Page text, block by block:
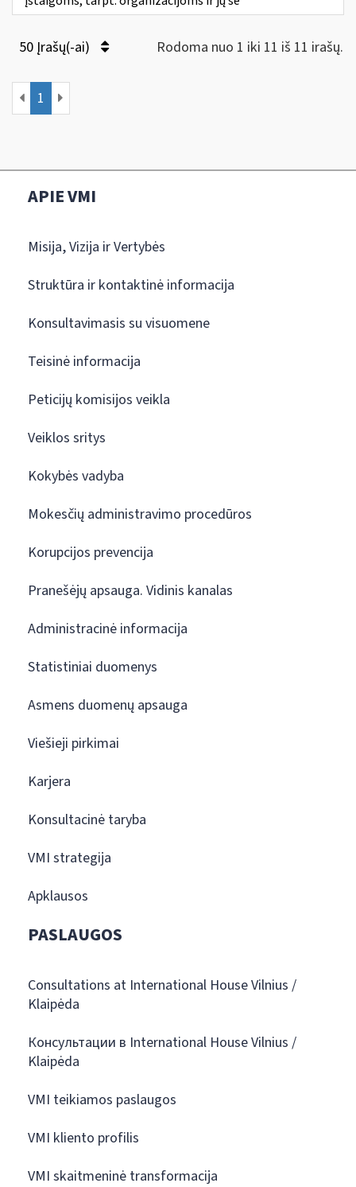
50 Įrašų(-ai) Rodoma nuo 1 iki 11 iš 11 irašų.
1
APIE VMI
Misija, Vizija ir Vertybės
Struktūra ir kontaktinė informacija
Konsultavimasis su visuomene
Teisinė informacija
Peticijų komisijos veikla
Veiklos sritys
Kokybės vadyba
Mokesčių administravimo procedūros
Korupcijos prevencija
Pranešėjų apsauga. Vidinis kanalas
Administracinė informacija
Statistiniai duomenys
Asmens duomenų apsauga
Viešieji pirkimai
Karjera
Konsultacinė taryba
VMI strategija
Apklausos
PASLAUGOS
Consultations at International House Vilnius /
Klaipėda
Консультации в International House Vilnius /
Klaipėda
VMI teikiamos paslaugos
VMI kliento profilis
VMI skaitmeninė transformacija